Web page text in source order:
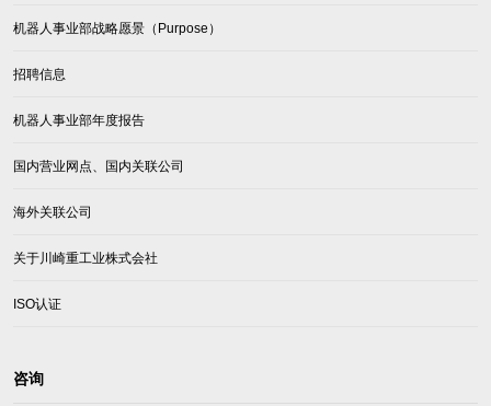
机器人事业部战略愿景（Purpose）
招聘信息
机器人事业部年度报告
国内营业网点、国内关联公司
海外关联公司
关于川崎重工业株式会社
ISO认证
咨询